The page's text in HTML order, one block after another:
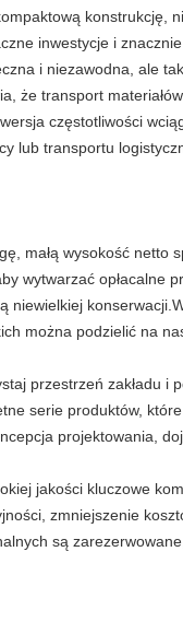
konstrukcję,
inwestycje i
i niezawodna, ale
że ​​transport
częstotliwości
lub transportu
małą wysokość netto
wytwarzać opłacalne
niewielkiej
można podzielić na
przestrzeń zakładu i
serie produktów,
projektowania,
jakości kluczowe
zmniejszenie
są